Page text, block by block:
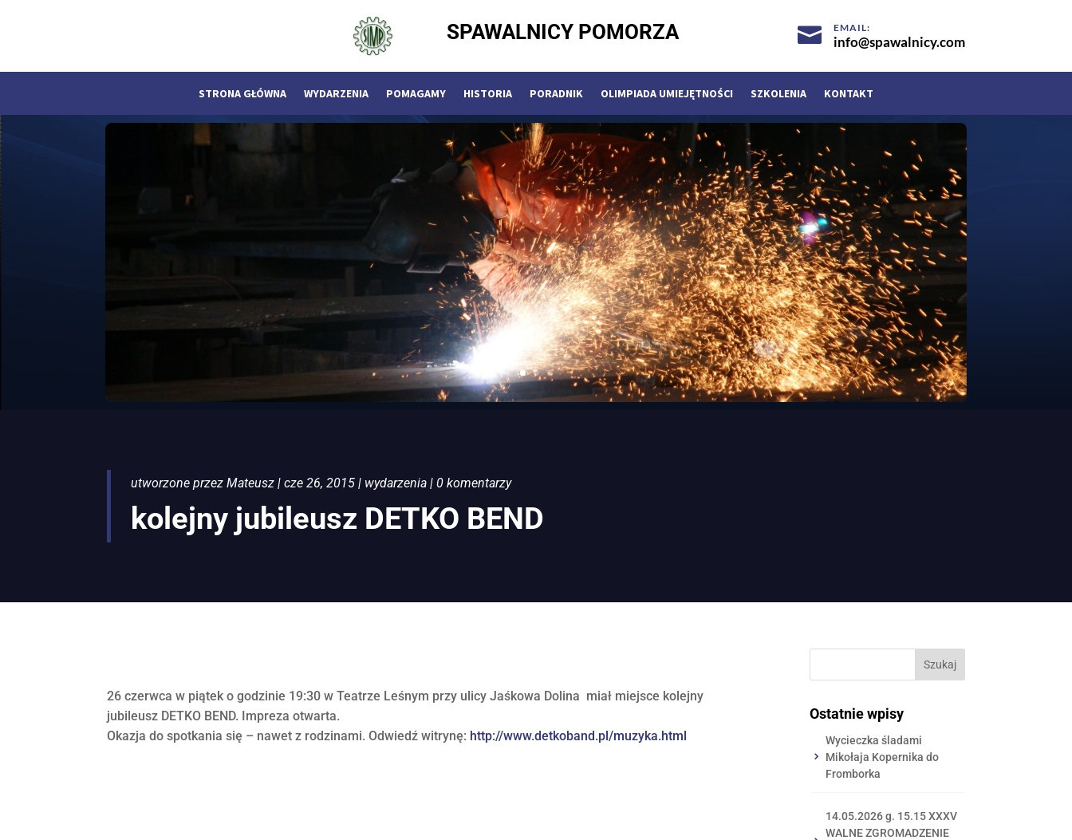
SPAWALNICY POMORZA  EMAIL:
info@spawalnicy.com
STRONA GŁÓWNA WYDARZENIA POMAGAMY HISTORIA PORADNIK OLIMPIADA UMIEJĘTNOŚCI SZKOLENIA KONTAKT
utworzone przezMateusz |cze 26, 2015 | wydarzenia |0 komentarzy
kolejny jubileusz DETKO BEND
26 czerwca w piątek o godzinie 19:30 w Teatrze Leśnym przy ulicy Jaśkowa Dolina miał miejsce kolejny
jubileusz DETKO BEND. Impreza otwarta.
Okazja do spotkania się – nawet z rodzinami. Odwiedź witrynę: http://www.detkoband.pl/muzyka.html
Ostatnie wpisy
Wycieczka śladami
Mikołaja Kopernika do
Fromborka
14.05.2026 g. 15.15 XXXV
WALNE ZGROMADZENIE